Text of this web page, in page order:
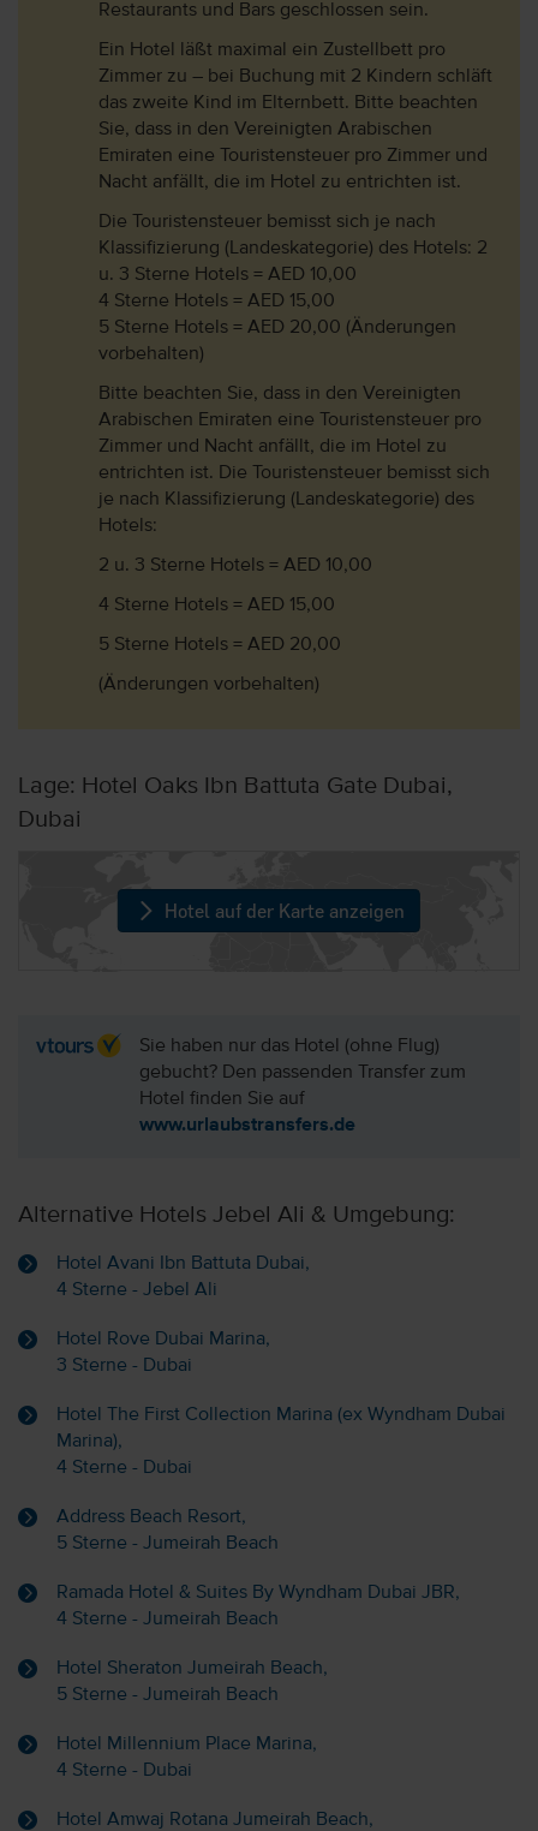
Restaurants und Bars geschlossen sein.
Ein Hotel läßt maximal ein Zustellbett pro
Zimmer zu – bei Buchung mit 2 Kindern schläft
das zweite Kind im Elternbett. Bitte beachten
Sie, dass in den Vereinigten Arabischen
Emiraten eine Touristensteuer pro Zimmer und
Nacht anfällt, die im Hotel zu entrichten ist.
Die Touristensteuer bemisst sich je nach
Klassifizierung (Landeskategorie) des Hotels: 2
u. 3 Sterne Hotels = AED 10,00
4 Sterne Hotels = AED 15,00
5 Sterne Hotels = AED 20,00 (Änderungen
vorbehalten)
Bitte beachten Sie, dass in den Vereinigten
Arabischen Emiraten eine Touristensteuer pro
Zimmer und Nacht anfällt, die im Hotel zu
entrichten ist. Die Touristensteuer bemisst sich
je nach Klassifizierung (Landeskategorie) des
Hotels:
2 u. 3 Sterne Hotels = AED 10,00
4 Sterne Hotels = AED 15,00
5 Sterne Hotels = AED 20,00
(Änderungen vorbehalten)
Lage: Hotel Oaks Ibn Battuta Gate Dubai,
Dubai
Hotel auf der Karte anzeigen
Sie haben nur das Hotel (ohne Flug)
gebucht? Den passenden Transfer zum
Hotel finden Sie auf
www.urlaubstransfers.de
Alternative Hotels Jebel Ali & Umgebung:
Hotel Avani Ibn Battuta Dubai,
4 Sterne - Jebel Ali
Hotel Rove Dubai Marina,
3 Sterne - Dubai
Hotel The First Collection Marina (ex Wyndham Dubai
Marina),
4 Sterne - Dubai
Address Beach Resort,
5 Sterne - Jumeirah Beach
Ramada Hotel & Suites By Wyndham Dubai JBR,
4 Sterne - Jumeirah Beach
Hotel Sheraton Jumeirah Beach,
5 Sterne - Jumeirah Beach
Hotel Millennium Place Marina,
4 Sterne - Dubai
Hotel Amwaj Rotana Jumeirah Beach,